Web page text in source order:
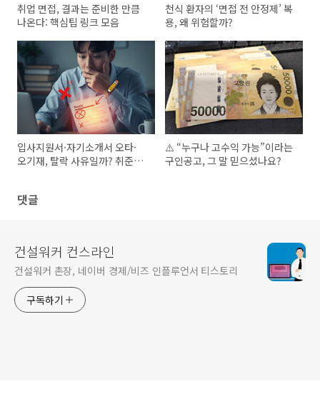
취업 면접, 결과는 준비한 만큼
나온다: 핵심팁 링크 모음
천식 환자의 ‘면접 전 안정제’ 복
용, 왜 위험할까?
입사지원서·자기소개서 오타·
오기재, 탈락 사유일까? 취준생
⚠️ “누구나 고수익 가능”이라는
구인공고, 그 말 믿으셨나요?
댓글
건설워커 컨스라인
건설워커 촌장, 네이버 경제/비즈 인플루언서 티스토리
구독하기